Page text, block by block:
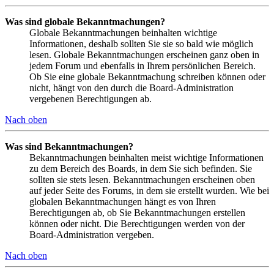
Was sind globale Bekanntmachungen?
Globale Bekanntmachungen beinhalten wichtige
Informationen, deshalb sollten Sie sie so bald wie möglich
lesen. Globale Bekanntmachungen erscheinen ganz oben in
jedem Forum und ebenfalls in Ihrem persönlichen Bereich.
Ob Sie eine globale Bekanntmachung schreiben können oder
nicht, hängt von den durch die Board-Administration
vergebenen Berechtigungen ab.
Nach oben
Was sind Bekanntmachungen?
Bekanntmachungen beinhalten meist wichtige Informationen
zu dem Bereich des Boards, in dem Sie sich befinden. Sie
sollten sie stets lesen. Bekanntmachungen erscheinen oben
auf jeder Seite des Forums, in dem sie erstellt wurden. Wie bei
globalen Bekanntmachungen hängt es von Ihren
Berechtigungen ab, ob Sie Bekanntmachungen erstellen
können oder nicht. Die Berechtigungen werden von der
Board-Administration vergeben.
Nach oben